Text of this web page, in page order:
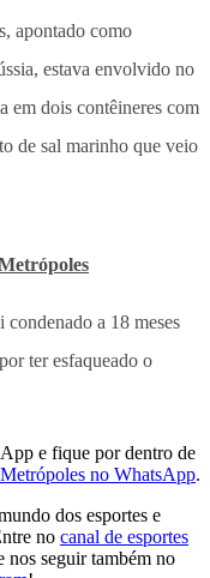
apontado como
estava envolvido no
em dois contêineres com
de sal marinho que veio
a 18 meses
ter esfaqueado o
e fique por dentro de
no WhatsApp.
dos esportes e
no canal de esportes
nos seguir também no